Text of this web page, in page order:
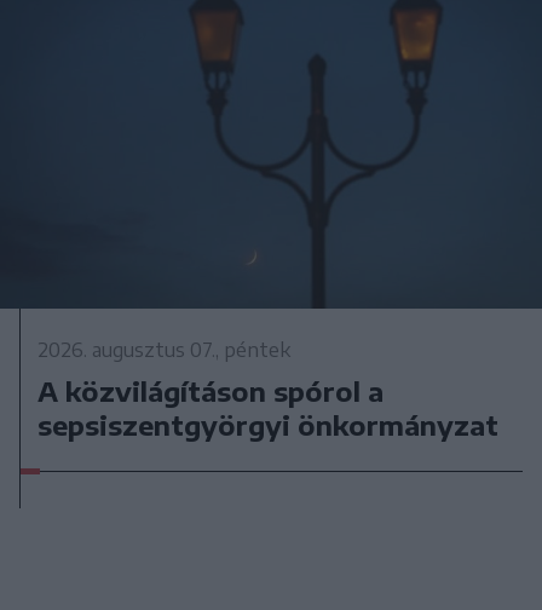
2026. augusztus 07., péntek
A közvilágításon spórol a
sepsiszentgyörgyi önkormányzat